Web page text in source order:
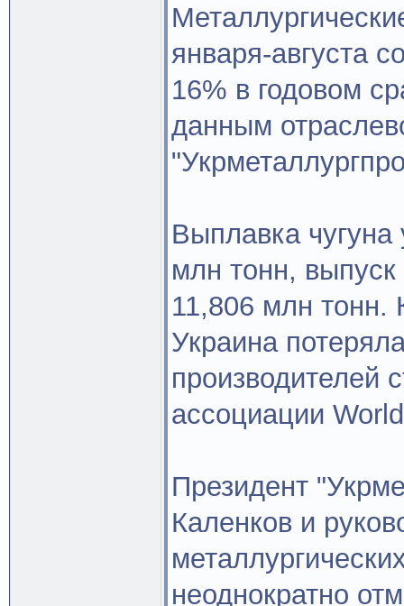
января-августа
16% в годовом
данным
Выплавка
млн тонн, выпуск
11,806 млн тонн.
Украина
производителей
ассоциации
Президент
Каленков и
неоднократно